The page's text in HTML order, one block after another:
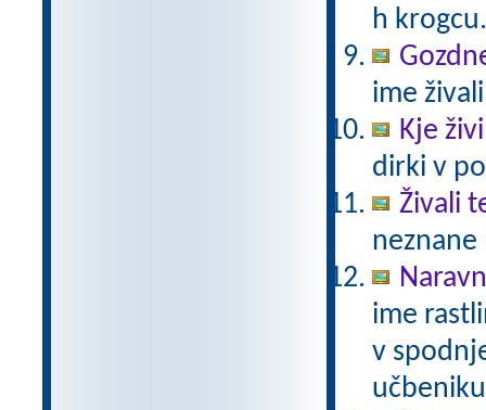
h krogcu.
ime
Kje
dirki v
Živali
neznane
ime
v